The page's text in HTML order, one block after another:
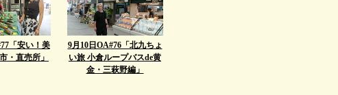
「安い！美
・直売所」
9月10日OA#76「北九ちょ
い旅 小倉ループバスde黄
金・三萩野編」